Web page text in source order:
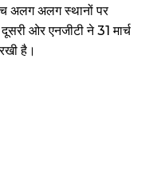
अलग अलग स्थानों पर
ओर एनजीटी ने 31 मार्च
है।